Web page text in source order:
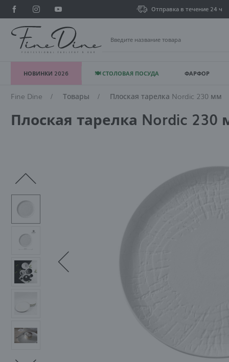
Отправка в течение 24 ч
НОВИНКИ 2026 🍽 СТОЛОВАЯ ПОСУДА ФАРФОР
Fine Dine Товары Плоская тарелка Nordic 230 мм
Плоская тарелка Nordic 230